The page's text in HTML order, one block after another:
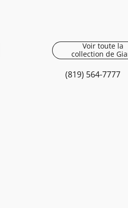
Voir toute la
collection de
(819) 564-7777